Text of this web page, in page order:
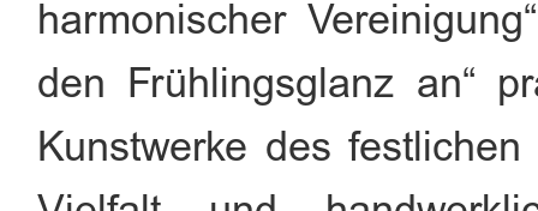
harmonischer
den Frühlingsglanz an“
Kunstwerke des